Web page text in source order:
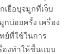
เยื่อบุจมูกที่เจ็บ
กบ่อยครั้ง เครื่อง
ย์ที่ใช้ในการ
องทำให้ชื้นแบบ